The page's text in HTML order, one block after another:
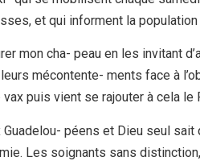
et qui informent la
mon cha- peau en les invitant
mécontente- ments face à
puis vient se rajouter à cela le
Guadelou- péens et Dieu seul
Les soignants sans